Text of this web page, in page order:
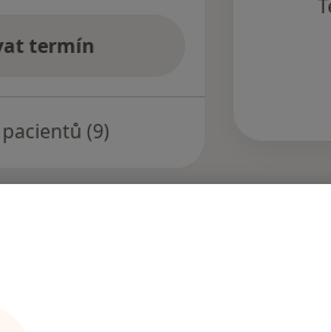
termín
(9)
službách.